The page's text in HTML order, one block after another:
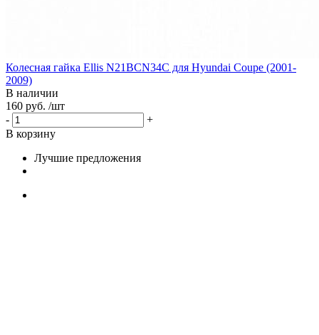
Колесная гайка Ellis N21BCN34C для Hyundai Coupe (2001-
2009)
В наличии
160 руб. /шт
-
+
В корзину
Лучшие предложения